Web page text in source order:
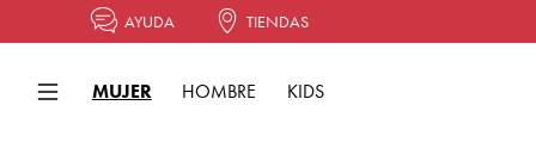
AYUDA TIENDAS
MUJER HOMBRE KIDS